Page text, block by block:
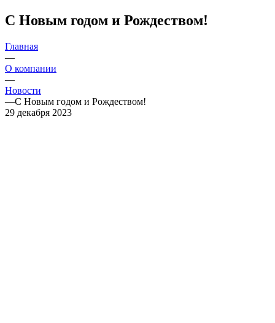
С Новым годом и Рождеством!
Главная
—
О компании
—
Новости
—С Новым годом и Рождеством!
29 декабря 2023